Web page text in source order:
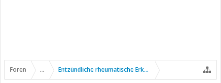
Foren ... Entzündliche rheumatische Erkrankungen